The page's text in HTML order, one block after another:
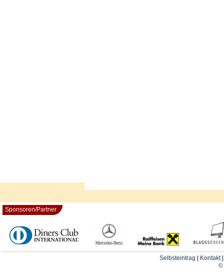
Sponsoren/Partner
Selbsteintrag Kontakt
©